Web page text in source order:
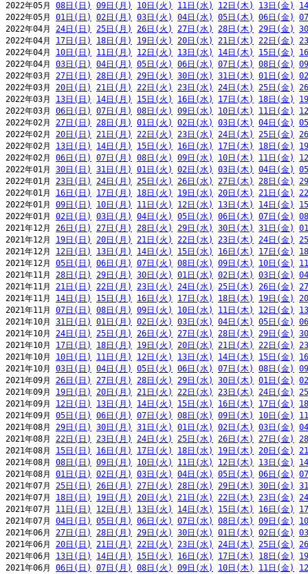
2022年05月 08日(日) 09日(月) 10日(火) 11日(水) 12日(木) 13日(金)
2022年05月 01日(日) 02日(月) 03日(火) 04日(水) 05日(木) 06日(金)
2022年04月 24日(日) 25日(月) 26日(火) 27日(水) 28日(木) 29日(金)
2022年04月 17日(日) 18日(月) 19日(火) 20日(水) 21日(木) 22日(金)
2022年04月 10日(日) 11日(月) 12日(火) 13日(水) 14日(木) 15日(金)
2022年04月 03日(日) 04日(月) 05日(火) 06日(水) 07日(木) 08日(金)
2022年03月 27日(日) 28日(月) 29日(火) 30日(水) 31日(木) 01日(金)
2022年03月 20日(日) 21日(月) 22日(火) 23日(水) 24日(木) 25日(金)
2022年03月 13日(日) 14日(月) 15日(火) 16日(水) 17日(木) 18日(金)
2022年03月 06日(日) 07日(月) 08日(火) 09日(水) 10日(木) 11日(金)
2022年02月 27日(日) 28日(月) 01日(火) 02日(水) 03日(木) 04日(金)
2022年02月 20日(日) 21日(月) 22日(火) 23日(水) 24日(木) 25日(金)
2022年02月 13日(日) 14日(月) 15日(火) 16日(水) 17日(木) 18日(金)
2022年02月 06日(日) 07日(月) 08日(火) 09日(水) 10日(木) 11日(金)
2022年01月 30日(日) 31日(月) 01日(火) 02日(水) 03日(木) 04日(金)
2022年01月 23日(日) 24日(月) 25日(火) 26日(水) 27日(木) 28日(金)
2022年01月 16日(日) 17日(月) 18日(火) 19日(水) 20日(木) 21日(金)
2022年01月 09日(日) 10日(月) 11日(火) 12日(水) 13日(木) 14日(金)
2022年01月 02日(日) 03日(月) 04日(火) 05日(水) 06日(木) 07日(金)
2021年12月 26日(日) 27日(月) 28日(火) 29日(水) 30日(木) 31日(金)
2021年12月 19日(日) 20日(月) 21日(火) 22日(水) 23日(木) 24日(金)
2021年12月 12日(日) 13日(月) 14日(火) 15日(水) 16日(木) 17日(金)
2021年12月 05日(日) 06日(月) 07日(火) 08日(水) 09日(木) 10日(金)
2021年11月 28日(日) 29日(月) 30日(火) 01日(水) 02日(木) 03日(金)
2021年11月 21日(日) 22日(月) 23日(火) 24日(水) 25日(木) 26日(金)
2021年11月 14日(日) 15日(月) 16日(火) 17日(水) 18日(木) 19日(金)
2021年11月 07日(日) 08日(月) 09日(火) 10日(水) 11日(木) 12日(金)
2021年10月 31日(日) 01日(月) 02日(火) 03日(水) 04日(木) 05日(金)
2021年10月 24日(日) 25日(月) 26日(火) 27日(水) 28日(木) 29日(金)
2021年10月 17日(日) 18日(月) 19日(火) 20日(水) 21日(木) 22日(金)
2021年10月 10日(日) 11日(月) 12日(火) 13日(水) 14日(木) 15日(金)
2021年10月 03日(日) 04日(月) 05日(火) 06日(水) 07日(木) 08日(金)
2021年09月 26日(日) 27日(月) 28日(火) 29日(水) 30日(木) 01日(金)
2021年09月 19日(日) 20日(月) 21日(火) 22日(水) 23日(木) 24日(金)
2021年09月 12日(日) 13日(月) 14日(火) 15日(水) 16日(木) 17日(金)
2021年09月 05日(日) 06日(月) 07日(火) 08日(水) 09日(木) 10日(金)
2021年08月 29日(日) 30日(月) 31日(火) 01日(水) 02日(木) 03日(金)
2021年08月 22日(日) 23日(月) 24日(火) 25日(水) 26日(木) 27日(金)
2021年08月 15日(日) 16日(月) 17日(火) 18日(水) 19日(木) 20日(金)
2021年08月 08日(日) 09日(月) 10日(火) 11日(水) 12日(木) 13日(金)
2021年08月 01日(日) 02日(月) 03日(火) 04日(水) 05日(木) 06日(金)
2021年07月 25日(日) 26日(月) 27日(火) 28日(水) 29日(木) 30日(金)
2021年07月 18日(日) 19日(月) 20日(火) 21日(水) 22日(木) 23日(金)
2021年07月 11日(日) 12日(月) 13日(火) 14日(水) 15日(木) 16日(金)
2021年07月 04日(日) 05日(月) 06日(火) 07日(水) 08日(木) 09日(金)
2021年06月 27日(日) 28日(月) 29日(火) 30日(水) 01日(木) 02日(金)
2021年06月 20日(日) 21日(月) 22日(火) 23日(水) 24日(木) 25日(金)
2021年06月 13日(日) 14日(月) 15日(火) 16日(水) 17日(木) 18日(金)
2021年06月 06日(日) 07日(月) 08日(火) 09日(水) 10日(木) 11日(金)